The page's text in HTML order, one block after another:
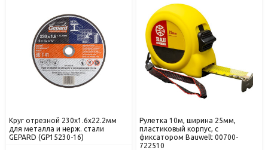
Круг отрезной 230х1.6x22.2мм
для металла и нерж. стали
GEPARD (GP15230-16)
Рулетка 10м, ширина 25мм,
пластиковый корпус, с
фиксатором Bauwelt 00700-
722510